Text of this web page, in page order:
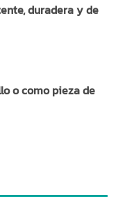
duradera y de
o como pieza de